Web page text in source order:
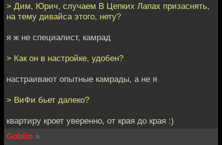
> Дим, Юрич, случаем В Цепких Лапах призаснять,
на тему дивайса этого, нету?
я ж не специалист, камрад
> Как он в настройке, удобен?
настраивают опытные камрады, а не я
> ВиФи бьет далеко?
квартиру кроет уверенно, от края до края :)
Goblin »